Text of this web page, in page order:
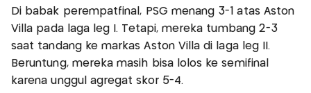
Di babak perempatfinal, PSG menang 3-1 atas Aston
Villa pada laga leg I. Tetapi, mereka tumbang 2-3
saat tandang ke markas Aston Villa di laga leg II.
Beruntung, mereka masih bisa lolos ke semifinal
karena unggul agregat skor 5-4.